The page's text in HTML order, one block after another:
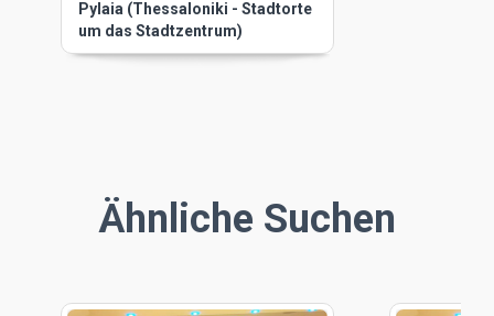
Pylaia (Thessaloniki - Stadtorte
um das Stadtzentrum)
Ähnliche Suchen